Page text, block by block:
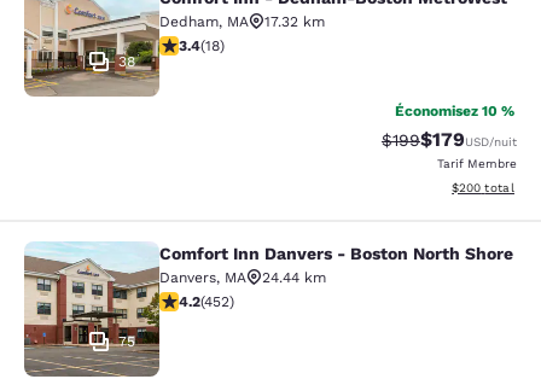
38
Dedham, MA
17.32 km
3.44 étoiles. Bien. 18 commentaires
3.4(18)
Économisez 10 %
Tarif barré :
$199Tarif réduit :
$179USD/nuit
Tarif Membre
Afficher les
$200 total
Comfort Inn Danvers - Boston
75
Comfort Inn Danvers - Boston North Shore
Danvers, MA
24.44 km
4.15 étoiles. Très Bien. 452 commentaires
4.2(452)